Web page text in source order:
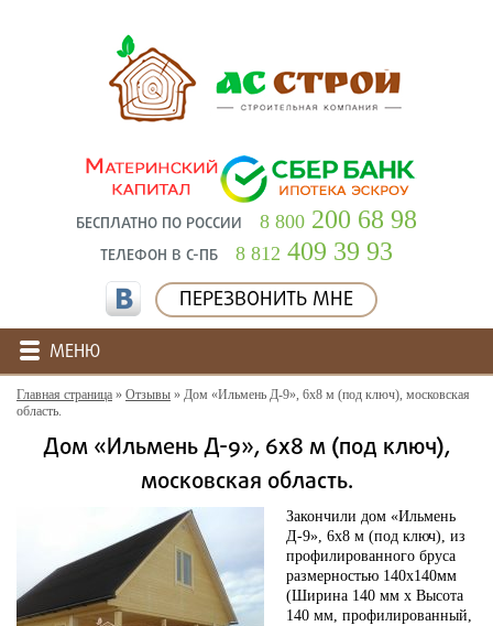
БЕСПЛАТНО ПО РОССИИ 8 800 200 68 98
ТЕЛЕФОН В С-ПБ 8 812 409 39 93
ПЕРЕЗВОНИТЬ МНЕ
МЕНЮ
Главная страница » Отзывы » Дом «Ильмень Д-9», 6х8 м (под ключ), московская
область.
Дом «Ильмень Д-9», 6х8 м (под ключ),
московская область.
Закончили дом «Ильмень
Д-9», 6х8 м (под ключ), из
профилированного бруса
размерностью 140х140мм
(Ширина 140 мм х Высота
140 мм, профилированный,